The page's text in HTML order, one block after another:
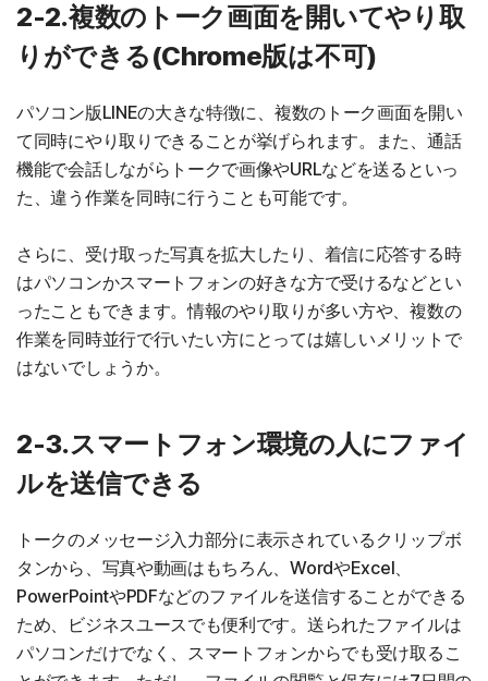
2-2.複数のトーク画面を開いてやり取
りができる(Chrome版は不可)
パソコン版LINEの大きな特徴に、複数のトーク画面を開い
て同時にやり取りできることが挙げられます。また、通話
機能で会話しながらトークで画像やURLなどを送るといっ
た、違う作業を同時に行うことも可能です。
さらに、受け取った写真を拡大したり、着信に応答する時
はパソコンかスマートフォンの好きな方で受けるなどとい
ったこともできます。情報のやり取りが多い方や、複数の
作業を同時並行で行いたい方にとっては嬉しいメリットで
はないでしょうか。
2-3.スマートフォン環境の人にファイ
ルを送信できる
トークのメッセージ入力部分に表示されているクリップボ
タンから、写真や動画はもちろん、WordやExcel、
PowerPointやPDFなどのファイルを送信することができる
ため、ビジネスユースでも便利です。送られたファイルは
パソコンだけでなく、スマートフォンからでも受け取るこ